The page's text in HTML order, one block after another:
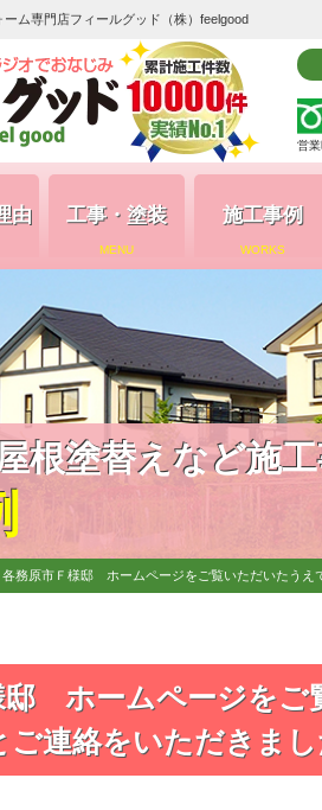
ム専門店フィールグッド（株）feelgood
営
由 工事・塗装
MENU
施工事例
WORKS
根塗替えなど施
各務原市Ｆ様邸 ホームページをご覧いただいたうえ
邸 ホームページをご
ご連絡をいただきま